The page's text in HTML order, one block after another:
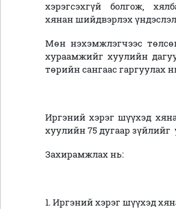
хэрэгсэхгүй болгож,
хянан шийдвэрлэх
Мөн нэхэмжлэгчээс
хураамжийг хуулийн
төрийн сангаас гаргуулах
Иргэний хэрэг шүүхэд
хуулийн 75 дугаар зүйлийг
Захирамжлах нь:
1. Иргэний хэрэг шүүхэд